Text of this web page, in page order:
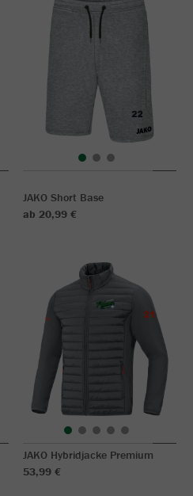
JAKO Short Base
ab 20,99 €
JAKO Hybridjacke Premium
53,99 €